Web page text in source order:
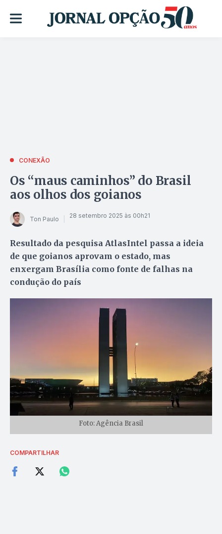
CONEXÃO
Os “maus caminhos” do Brasil
aos olhos dos goianos
Ton Paulo 28 setembro 2025 às 00h21
Resultado da pesquisa AtlasIntel passa a ideia
de que goianos aprovam o estado, mas
enxergam Brasília como fonte de falhas na
condução do país
Foto: Agência Brasil
COMPARTILHAR